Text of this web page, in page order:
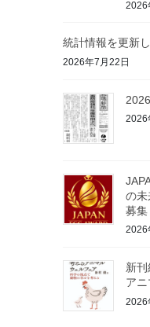
2026
統計情報を更新
2026年7月22日
2026
の未
募集
2026
新
ア
2026